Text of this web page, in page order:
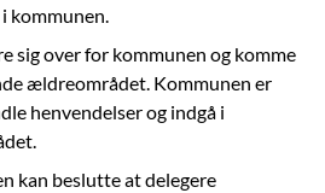
kommunen.
sig over for kommunen og komme
ældreområdet. Kommunen er
henvendelser og indgå i
kan beslutte at delegere